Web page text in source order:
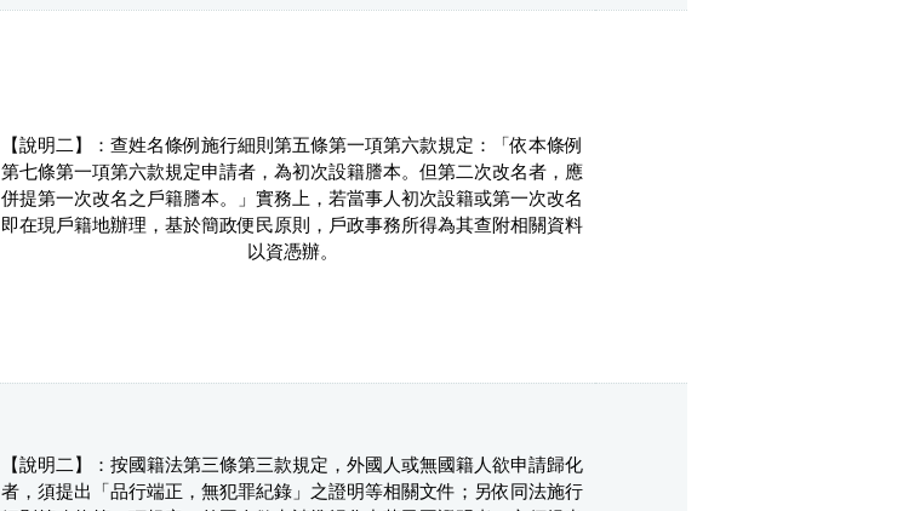
【說明二】：查姓名條例施行細則第五條第一項第六款規定：「依本條例
第七條第一項第六款規定申請者，為初次設籍謄本。但第二次改名者，應
併提第一次改名之戶籍謄本。」實務上，若當事人初次設籍或第一次改名
即在現戶籍地辦理，基於簡政便民原則，戶政事務所得為其查附相關資料
以資憑辦。
【說明二】：按國籍法第三條第三款規定，外國人或無國籍人欲申請歸化
者，須提出「品行端正，無犯罪紀錄」之證明等相關文件；另依同法施行